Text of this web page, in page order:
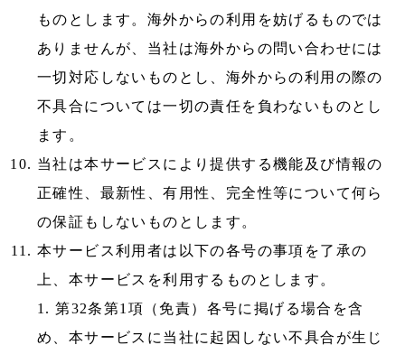
ものとします。海外からの利用を妨げるものでは
ありませんが、当社は海外からの問い合わせには
一切対応しないものとし、海外からの利用の際の
不具合については一切の責任を負わないものとし
ます。
当社は本サービスにより提供する機能及び情報の
正確性、最新性、有用性、完全性等について何ら
の保証もしないものとします。
本サービス利用者は以下の各号の事項を了承の
上、本サービスを利用するものとします。
1. 第32条第1項（免責）各号に掲げる場合を含
め、本サービスに当社に起因しない不具合が生じ